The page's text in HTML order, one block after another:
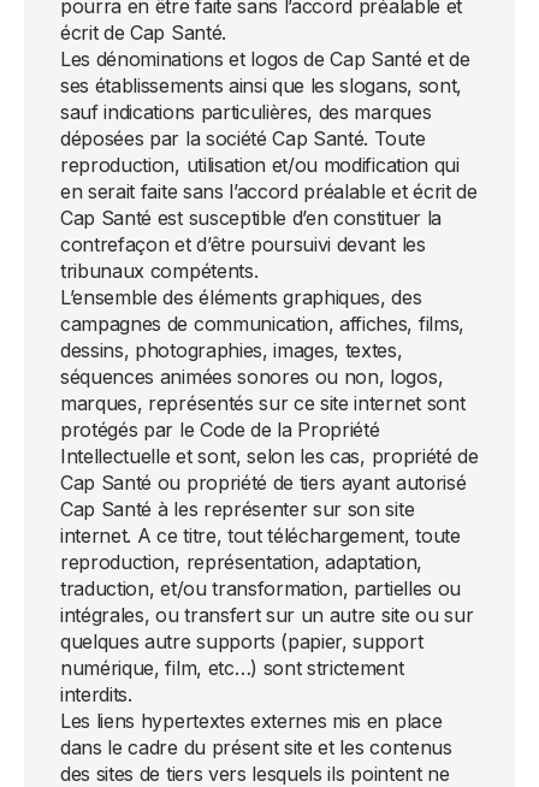
pourra en être faite sans l’accord préalable et
écrit de Cap Santé.
Les dénominations et logos de Cap Santé et de
ses établissements ainsi que les slogans, sont,
sauf indications particulières, des marques
déposées par la société Cap Santé. Toute
reproduction, utilisation et/ou modification qui
en serait faite sans l’accord préalable et écrit de
Cap Santé est susceptible d’en constituer la
contrefaçon et d’être poursuivi devant les
tribunaux compétents.
L’ensemble des éléments graphiques, des
campagnes de communication, affiches, films,
dessins, photographies, images, textes,
séquences animées sonores ou non, logos,
marques, représentés sur ce site internet sont
protégés par le Code de la Propriété
Intellectuelle et sont, selon les cas, propriété de
Cap Santé ou propriété de tiers ayant autorisé
Cap Santé à les représenter sur son site
internet. A ce titre, tout téléchargement, toute
reproduction, représentation, adaptation,
traduction, et/ou transformation, partielles ou
intégrales, ou transfert sur un autre site ou sur
quelques autre supports (papier, support
numérique, film, etc…) sont strictement
interdits.
Les liens hypertextes externes mis en place
dans le cadre du présent site et les contenus
des sites de tiers vers lesquels ils pointent ne